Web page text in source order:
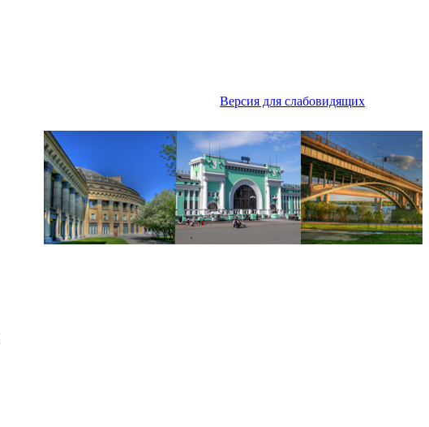
Версия для слабовидящих